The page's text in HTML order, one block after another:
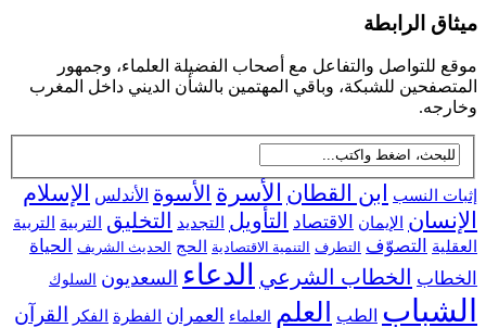
الرابطة
للتواصل والتفاعل مع أصحاب الفضيلة العلماء، وجمهور
للشبكة، وباقي المهتمين بالشأن الديني داخل المغرب
النسب ابن القطانالأسرةالأسوة الأندلس الإسلام
الإيمان الاقتصاد التأويل التجديد التخليق التربية
التربية
التصوّف التطرف التنمية الاقتصادية الحج الحديث الشريف الحياة
الخطاب الشرعي الدعاء السعديون السلوك
الطب العلم العلماء العمران الفطرة الفكر القرآن